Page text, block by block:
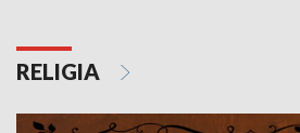
RELIGIA